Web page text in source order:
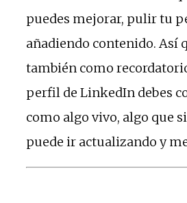
puedes mejorar, pulir tu
añadiendo contenido. Así
también como
perfil de LinkedIn debes
como algo vivo, algo que
puede ir actualizando y